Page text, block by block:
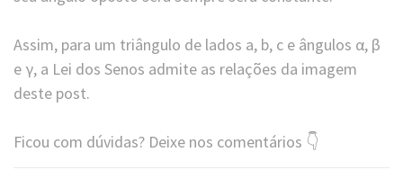
Assim, para um triângulo de lados a, b, c e ângulos α, β
e γ, a Lei dos Senos admite as relações da imagem
deste post.
Ficou com dúvidas? Deixe nos comentários 👇